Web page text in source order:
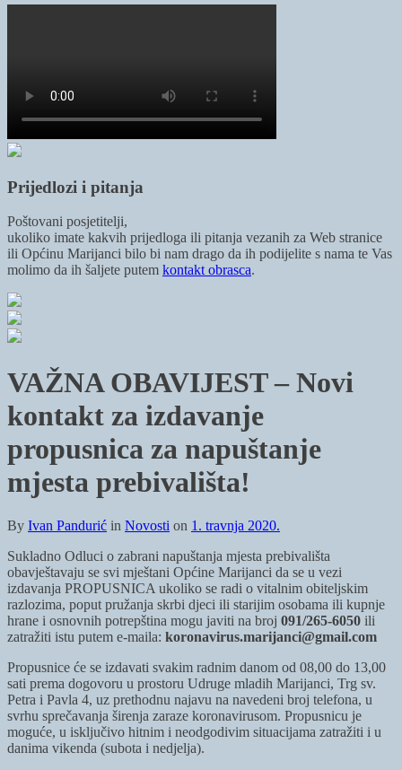
Prijedlozi i pitanja
Poštovani posjetitelji,
ukoliko imate kakvih prijedloga ili pitanja vezanih za Web stranice
ili Općinu Marijanci bilo bi nam drago da ih podijelite s nama te Vas
molimo da ih šaljete putem kontakt obrasca.
VAŽNA OBAVIJEST – Novi
kontakt za izdavanje
propusnica za napuštanje
mjesta prebivališta!
By Ivan Pandurić in Novosti on 1. travnja 2020.
Sukladno Odluci o zabrani napuštanja mjesta prebivališta
obavještavaju se svi mještani Općine Marijanci da se u vezi
izdavanja PROPUSNICA ukoliko se radi o vitalnim obiteljskim
razlozima, poput pružanja skrbi djeci ili starijim osobama ili kupnje
hrane i osnovnih potrepština mogu javiti na broj 091/265-6050 ili
zatražiti istu putem e-maila: koronavirus.marijanci@gmail.com
Propusnice će se izdavati svakim radnim danom od 08,00 do 13,00
sati prema dogovoru u prostoru Udruge mladih Marijanci, Trg sv.
Petra i Pavla 4, uz prethodnu najavu na navedeni broj telefona, u
svrhu sprečavanja širenja zaraze koronavirusom. Propusnicu je
moguće, u isključivo hitnim i neodgodivim situacijama zatražiti i u
danima vikenda (subota i nedjelja).